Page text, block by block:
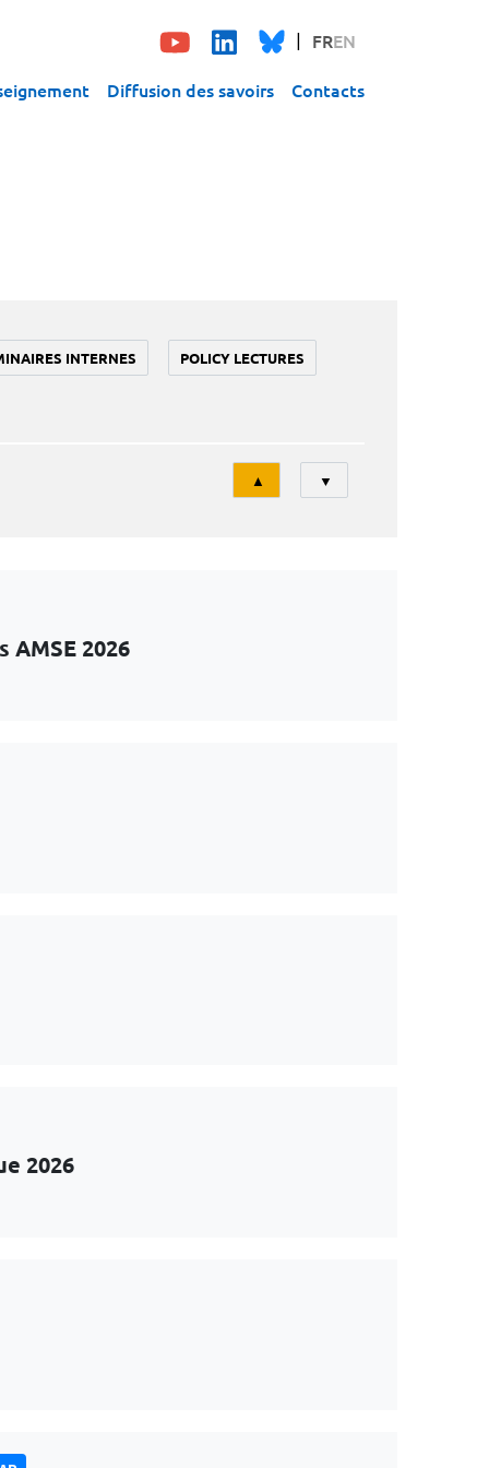
FREN
Diffusion des savoirs Contacts
INTERNES POLICY LECTURES
Tri
▲ ▼
2026
2026